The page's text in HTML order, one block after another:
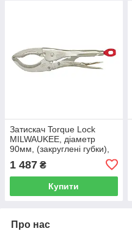
Затискач Torque Lock
MILWAUKEE, діаметр
90мм, (закруглені губки),
1 487 ₴
Купити
Про нас